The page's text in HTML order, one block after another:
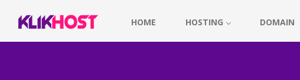
HOME HOSTING DOMAIN